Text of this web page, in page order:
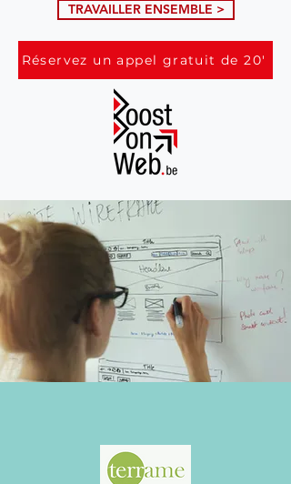
TRAVAILLER ENSEMBLE >
Réservez un appel gratuit de 20'